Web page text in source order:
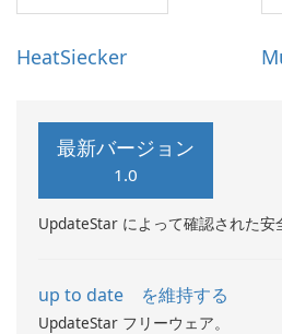
HeatSiecker
最新バージョン
1.0
UpdateStar によって確認された安
up to date を維持する
UpdateStar フリーウェア。